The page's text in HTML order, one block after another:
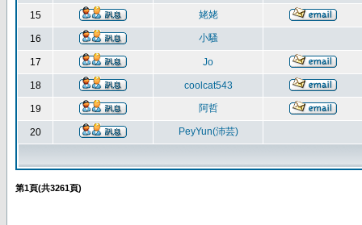
15 姥姥
16 小騷
17 Jo
18 coolcat543
19 阿哲
20 PeyYun(沛芸)
第1頁(共3261頁)